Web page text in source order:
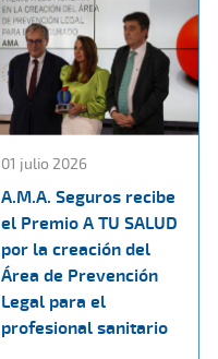
01 julio 2026
A.M.A. Seguros recibe
el Premio A TU SALUD
por la creación del
Área de Prevención
Legal para el
profesional sanitario